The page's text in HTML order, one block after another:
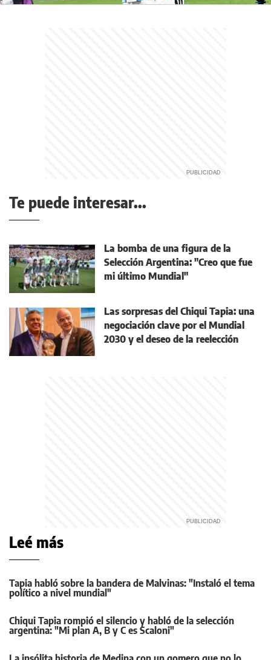
Te puede interesar...
La bomba de una figura de la
Selección Argentina: "Creo que fue
mi último Mundial"
Las sorpresas del Chiqui Tapia: una
negociación clave por el Mundial
2030 y el deseo de la reelección
Leé más
Tapia habló sobre la bandera de Malvinas: "Instaló el tema
político a nivel mundial"
Chiqui Tapia rompió el silencio y habló de la selección
argentina: "Mi plan A, B y C es Scaloni"